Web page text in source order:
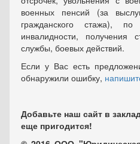
военных пенсий (за
гражданского стажа),
инвалидности, получения
службы, боевых действий.
Если у Вас есть
обнаружили ошибку,
Добавьте наш сайт в
еще пригодится!